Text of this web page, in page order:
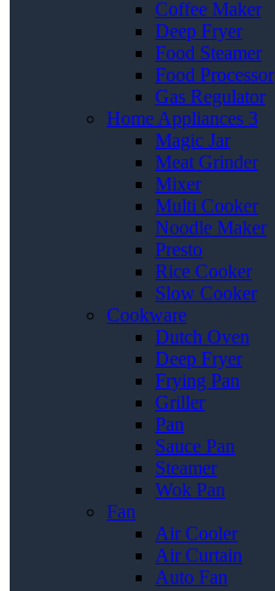
Coffee Maker
Deep Fryer
Food Steamer
Food Processor
Gas Regulator
Home Appliances 3
Magic Jar
Meat Grinder
Mixer
Multi Cooker
Noodle Maker
Presto
Rice Cooker
Slow Cooker
Cookware
Dutch Oven
Deep Fryer
Frying Pan
Griller
Pan
Sauce Pan
Steamer
Wok Pan
Fan
Air Cooler
Air Curtain
Auto Fan